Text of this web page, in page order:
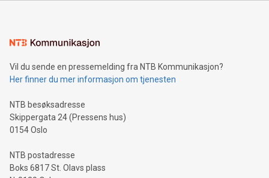
Vil du sende en pressemelding fra NTB Kommunikasjon?
Her finner du mer informasjon om tjenesten
NTB besøksadresse
Skippergata 24 (Pressens hus)
0154 Oslo
NTB postadresse
Boks 6817 St. Olavs plass